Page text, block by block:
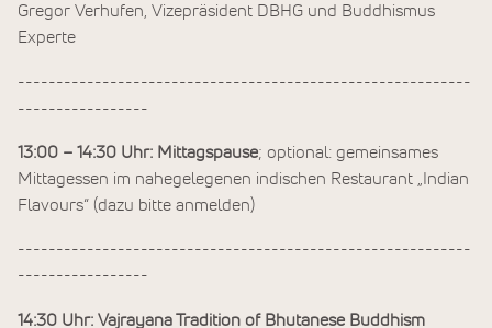
Gregor Verhufen, Vizepräsident DBHG und Buddhismus
Experte
-----------------------------------------------------------
-----------------
13:00 – 14:30 Uhr: Mittagspause; optional: gemeinsames
Mittagessen im nahegelegenen indischen Restaurant „Indian
Flavours“ (dazu bitte anmelden)
-----------------------------------------------------------
-----------------
14:30 Uhr: Vajrayana Tradition of Bhutanese Buddhism